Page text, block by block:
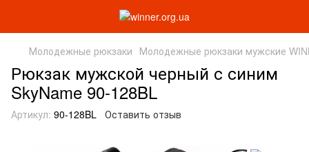
Молодежные рюкзаки Молодежные рюкзаки мужские
Рюкзак мужской черный с синим
SkyName 90-128BL
Артикул: 90-128BL Оставить отзыв